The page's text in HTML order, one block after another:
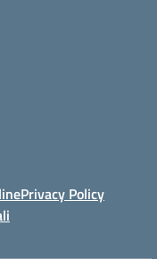
Privacy Policy